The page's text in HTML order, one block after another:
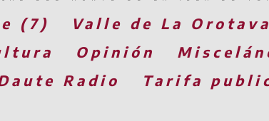
(7) Valle de La
Opinión
Radio
Tarifa